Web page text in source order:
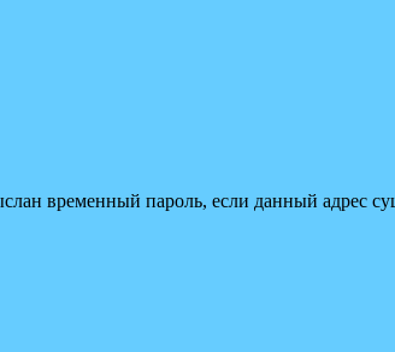
временный пароль, если данный адрес